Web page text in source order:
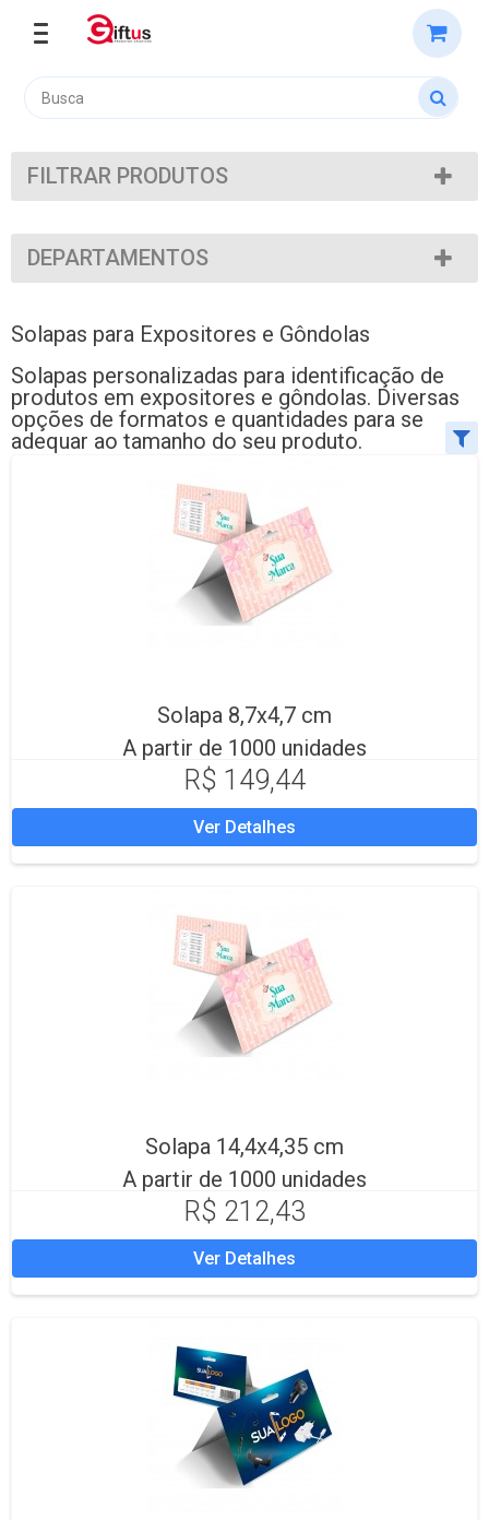
FILTRAR PRODUTOS
DEPARTAMENTOS
Solapas para Expositores e Gôndolas
Solapas personalizadas para identificação de
produtos em expositores e gôndolas. Diversas
opções de formatos e quantidades para se
adequar ao tamanho do seu produto.
Solapa 8,7x4,7 cm
A partir de 1000 unidades
R$ 149,44
Ver Detalhes
Solapa 14,4x4,35 cm
A partir de 1000 unidades
R$ 212,43
Ver Detalhes